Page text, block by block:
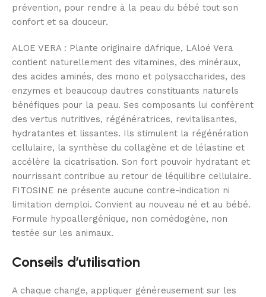
prévention, pour rendre à la peau du bébé tout son
confort et sa douceur.
ALOE VERA : Plante originaire dAfrique, LAloé Vera
contient naturellement des vitamines, des minéraux,
des acides aminés, des mono et polysaccharides, des
enzymes et beaucoup dautres constituants naturels
bénéfiques pour la peau. Ses composants lui confèrent
des vertus nutritives, régénératrices, revitalisantes,
hydratantes et lissantes. Ils stimulent la régénération
cellulaire, la synthèse du collagène et de lélastine et
accélère la cicatrisation. Son fort pouvoir hydratant et
nourrissant contribue au retour de léquilibre cellulaire.
FITOSINE ne présente aucune contre-indication ni
limitation demploi. Convient au nouveau né et au bébé.
Formule hypoallergénique, non comédogène, non
testée sur les animaux.
Conseils d’utilisation
A chaque change, appliquer généreusement sur les